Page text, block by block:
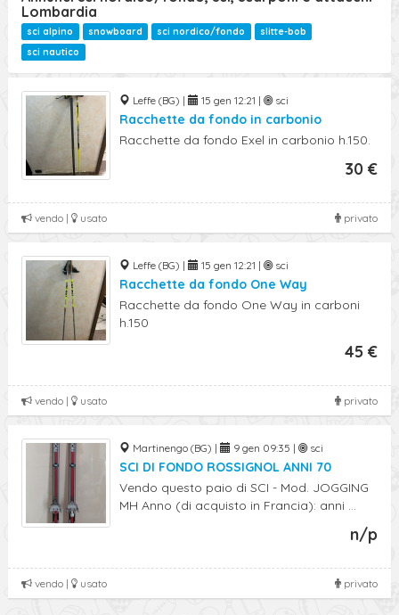
Ricerca Avanzata
Lombardia
sci alpino snowboard sci nordico/fondo
slitte-bob
sci nautico
Leffe (BG) | 15 gen 12:21 | sci
Racchette da fondo in carbonio
Racchette da fondo Exel in carbonio h.150.
30 €
privato
vendo | usato
Leffe (BG) | 15 gen 12:21 | sci
Racchette da fondo One Way
Racchette da fondo One Way in carboni
h.150
45 €
privato
vendo | usato
Martinengo (BG) | 9 gen 09:35 | sci
SCI DI FONDO ROSSIGNOL ANNI 70
Vendo questo paio di SCI - Mod. JOGGING
MH Anno (di acquisto in Francia): anni ...
n/p
privato
vendo | usato